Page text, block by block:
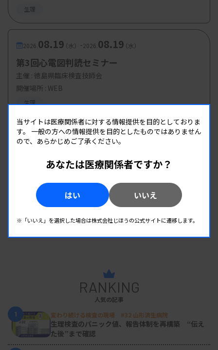
生理
2026. 08.19（水） -2026. 08.19（水）
第3回心電図判読セミナー
主催 : 徳島県臨床検査技師会
開催場所 : WEB
生理
RANKING
人気の記事
1
変わり続ける検査の現場 #32 山形済生病院
生理検査のパニック値、報告体制を再構築 “伝え
た後”まで確認
当サイトは医療関係者に対する情報提供を目的としておりま
す。 一般の方への情報提供を目的としたものではありません
ので、あらかじめご了承ください。
あなたは医療関係者ですか？
はい いいえ
※「いいえ」を選択した場合は株式会社じほうの公式サイトに遷移します。